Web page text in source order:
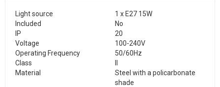
Light source
1 x E27 15W
Included
No
IP
20
Voltage
100-240V
Operating Frequency
50/60Hz
Class
II
Material
Steel with a policarbonate
shade